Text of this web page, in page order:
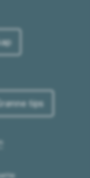
Grønne tips